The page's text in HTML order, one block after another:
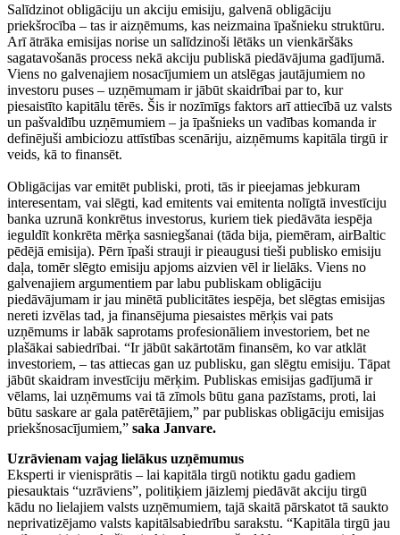
Salīdzinot obligāciju un akciju emisiju, galvenā obligāciju
priekšrocība – tas ir aizņēmums, kas neizmaina īpašnieku struktūru.
Arī ātrāka emisijas norise un salīdzinoši lētāks un vienkāršāks
sagatavošanās process nekā akciju publiskā piedāvājuma gadījumā.
Viens no galvenajiem nosacījumiem un atslēgas jautājumiem no
investoru puses – uzņēmumam ir jābūt skaidrībai par to, kur
piesaistīto kapitālu tērēs. Šis ir nozīmīgs faktors arī attiecībā uz valsts
un pašvaldību uzņēmumiem – ja īpašnieks un vadības komanda ir
definējuši ambiciozu attīstības scenāriju, aizņēmums kapitāla tirgū ir
veids, kā to finansēt.
Obligācijas var emitēt publiski, proti, tās ir pieejamas jebkuram
interesentam, vai slēgti, kad emitents vai emitenta nolīgtā investīciju
banka uzrunā konkrētus investorus, kuriem tiek piedāvāta iespēja
ieguldīt konkrēta mērķa sasniegšanai (tāda bija, piemēram, airBaltic
pēdējā emisija). Pērn īpaši strauji ir pieaugusi tieši publisko emisiju
daļa, tomēr slēgto emisiju apjoms aizvien vēl ir lielāks. Viens no
galvenajiem argumentiem par labu publiskam obligāciju
piedāvājumam ir jau minētā publicitātes iespēja, bet slēgtas emisijas
nereti izvēlas tad, ja finansējuma piesaistes mērķis vai pats
uzņēmums ir labāk saprotams profesionāliem investoriem, bet ne
plašākai sabiedrībai. “Ir jābūt sakārtotām finansēm, ko var atklāt
investoriem, – tas attiecas gan uz publisku, gan slēgtu emisiju. Tāpat
jābūt skaidram investīciju mērķim. Publiskas emisijas gadījumā ir
vēlams, lai uzņēmums vai tā zīmols būtu gana pazīstams, proti, lai
būtu saskare ar gala patērētājiem,” par publiskas obligāciju emisijas
priekšnosacījumiem,” saka Janvare.
Uzrāvienam vajag lielākus uzņēmumus
Eksperti ir vienisprātis – lai kapitāla tirgū notiktu gadu gadiem
piesauktais “uzrāviens”, politiķiem jāizlemj piedāvāt akciju tirgū
kādu no lielajiem valsts uzņēmumiem, tajā skaitā pārskatot tā saukto
neprivatizējamo valsts kapitālsabiedrību sarakstu. “Kapitāla tirgū jau